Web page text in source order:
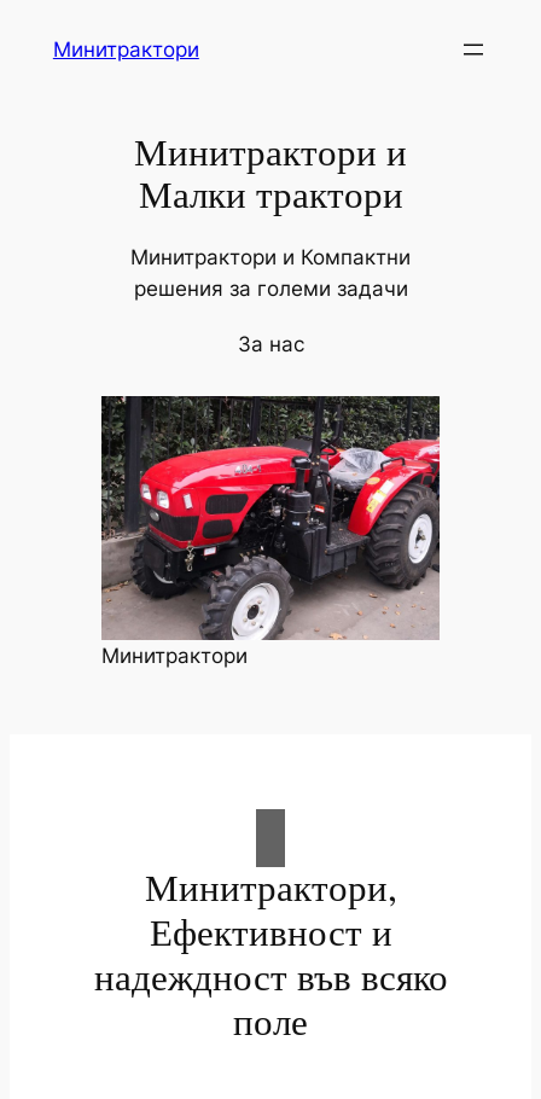
Минитрактори
Минитрактори и
Малки трактори
Минитрактори и Компактни
решения за големи задачи
За нас
Минитрактори
Минитрактори,
Ефективност и
надеждност във всяко
поле